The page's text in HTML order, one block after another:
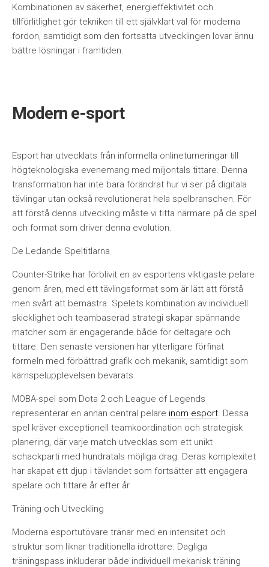
Kombinationen av säkerhet, energieffektivitet och
tillförlitlighet gör tekniken till ett självklart val för moderna
fordon, samtidigt som den fortsatta utvecklingen lovar ännu
bättre lösningar i framtiden.
Modern e-sport
Esport har utvecklats från informella onlineturneringar till
högteknologiska evenemang med miljontals tittare. Denna
transformation har inte bara förändrat hur vi ser på digitala
tävlingar utan också revolutionerat hela spelbranschen. För
att förstå denna utveckling måste vi titta närmare på de spel
och format som driver denna evolution.
De Ledande Speltitlarna
Counter-Strike har förblivit en av esportens viktigaste pelare
genom åren, med ett tävlingsformat som är lätt att förstå
men svårt att bemästra. Spelets kombination av individuell
skicklighet och teambaserad strategi skapar spännande
matcher som är engagerande både för deltagare och
tittare. Den senaste versionen har ytterligare förfinat
formeln med förbättrad grafik och mekanik, samtidigt som
kärnspelupplevelsen bevarats.
MOBA-spel som Dota 2 och League of Legends
representerar en annan central pelare inom esport. Dessa
spel kräver exceptionell teamkoordination och strategisk
planering, där varje match utvecklas som ett unikt
schackparti med hundratals möjliga drag. Deras komplexitet
har skapat ett djup i tävlandet som fortsätter att engagera
spelare och tittare år efter år.
Träning och Utveckling
Moderna esportutövare tränar med en intensitet och
struktur som liknar traditionella idrottare. Dagliga
träningspass inkluderar både individuell mekanisk träning